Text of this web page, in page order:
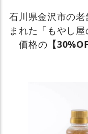
石川県金沢市の
まれた「もやし
価格の 【